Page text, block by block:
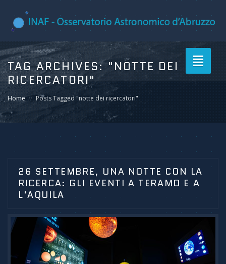
Toggle
TAG ARCHIVES: "NOTTE DEI
RICERCATORI"
Home Posts Tagged "notte dei ricercatori"
26 SETTEMBRE, UNA NOTTE CON LA
RICERCA: GLI EVENTI A TERAMO E A
L’AQUILA